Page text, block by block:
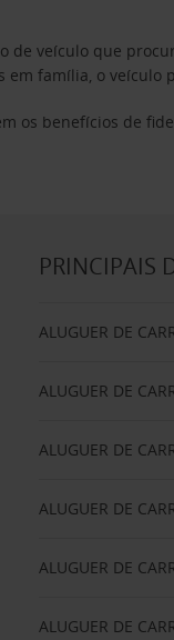
veículo que
família, o veículo
os benefícios de
PRINCIPAIS
ALUGUER DE
ALUGUER DE
ALUGUER DE
ALUGUER DE
ALUGUER DE
ALUGUER DE